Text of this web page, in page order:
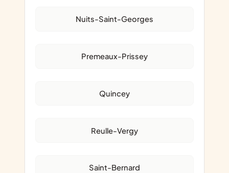
Nuits-Saint-Georges
Premeaux-Prissey
Quincey
Reulle-Vergy
Saint-Bernard